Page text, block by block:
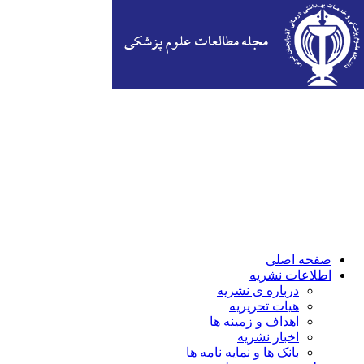
صفحه اصلی
اطلاعات نشریه
درباره ی نشریه
هیات تحریریه
اهداف و زمینه ها
اخبار نشریه
بانک ها و نمایه نامه ها